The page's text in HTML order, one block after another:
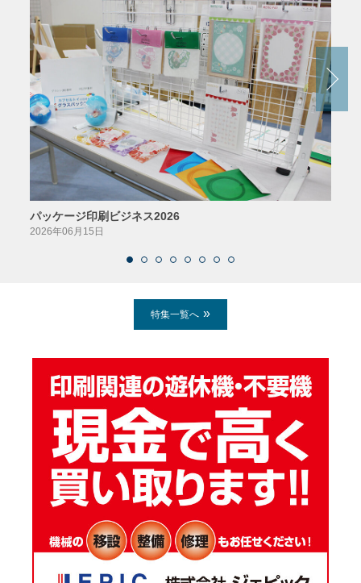
パッケージ印刷ビジネス2026
2026年06月15日
特集一覧へ